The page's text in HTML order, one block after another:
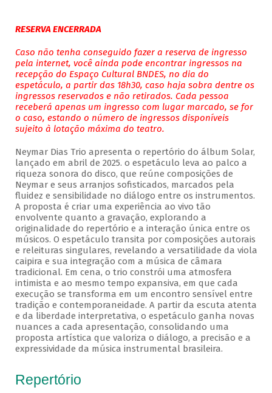
RESERVA ENCERRADA
Caso não tenha conseguido fazer a reserva de ingresso
pela internet, você ainda pode encontrar ingressos na
recepção do Espaço Cultural BNDES, no dia do
espetáculo, a partir das 18h30, caso haja sobra dentre os
ingressos reservados e não retirados. Cada pessoa
receberá apenas um ingresso com lugar marcado, se for
o caso, estando o número de ingressos disponíveis
sujeito à lotação máxima do teatro.
Neymar Dias Trio apresenta o repertório do álbum Solar,
lançado em abril de 2025. o espetáculo leva ao palco a
riqueza sonora do disco, que reúne composições de
Neymar e seus arranjos sofisticados, marcados pela
fluidez e sensibilidade no diálogo entre os instrumentos.
A proposta é criar uma experiência ao vivo tão
envolvente quanto a gravação, explorando a
originalidade do repertório e a interação única entre os
músicos. O espetáculo transita por composições autorais
e releituras singulares, revelando a versatilidade da viola
caipira e sua integração com a música de câmara
tradicional. Em cena, o trio constrói uma atmosfera
intimista e ao mesmo tempo expansiva, em que cada
execução se transforma em um encontro sensível entre
tradição e contemporaneidade. A partir da escuta atenta
e da liberdade interpretativa, o espetáculo ganha novas
nuances a cada apresentação, consolidando uma
proposta artística que valoriza o diálogo, a precisão e a
expressividade da música instrumental brasileira.
Repertório